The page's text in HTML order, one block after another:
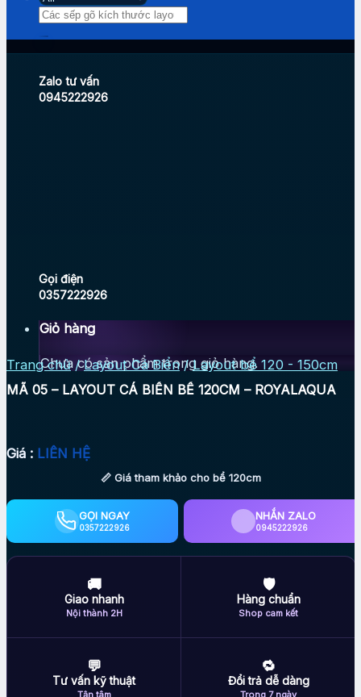
Zalo tư vấn
0945222926
Gọi điện
0357222926
Giỏ hàng
Chưa có sản phẩm trong giỏ hàng.
Tìm
kiếm:
Trang chủ / Layout Cá Biển / Layout bể 120 - 150cm
MÃ 05 – LAYOUT CÁ BIỂN BỂ 120CM – ROYALAQUA
Giá : LIÊN HỆ
📏 Giá tham khảo cho bể 120cm
GỌI NGAY
0357222926
NHẮN ZALO
0945222926
🚚
Giao nhanh
Nội thành 2H
🛡
Hàng chuẩn
Shop cam kết
💬
Tư vấn kỹ thuật
Tận tâm
🔁
Đổi trả dễ dàng
Trong 7 ngày